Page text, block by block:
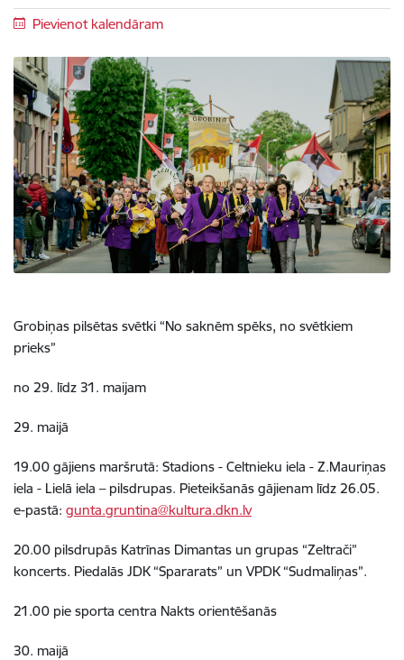
Pievienot kalendāram
Grobiņas pilsētas svētki “No saknēm spēks, no svētkiem
prieks”
no 29. līdz 31. maijam
29. maijā
19.00 gājiens maršrutā: Stadions - Celtnieku iela - Z.Mauriņas
iela - Lielā iela – pilsdrupas. Pieteikšanās gājienam līdz 26.05.
e-pastā: gunta.gruntina@kultura.dkn.lv
20.00 pilsdrupās Katrīnas Dimantas un grupas “Zeltrači”
koncerts. Piedalās JDK “Spararats” un VPDK “Sudmaliņas”.
21.00 pie sporta centra Nakts orientēšanās
30. maijā